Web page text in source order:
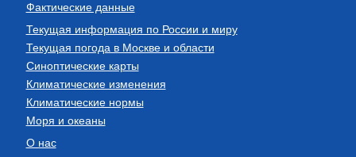
Фактические данные
Текущая информация по России и миру
Текущая погода в Москве и области
Синоптические карты
Климатические изменения
Климатические нормы
Моря и океаны
О нас